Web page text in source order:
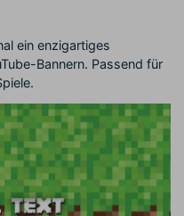
ein enzigartiges
Bannern. Passend für